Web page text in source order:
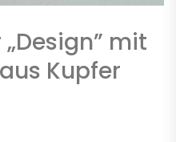
mit
Kupfer